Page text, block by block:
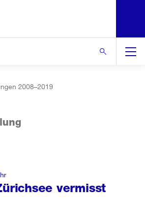
2008–2019
vermisst